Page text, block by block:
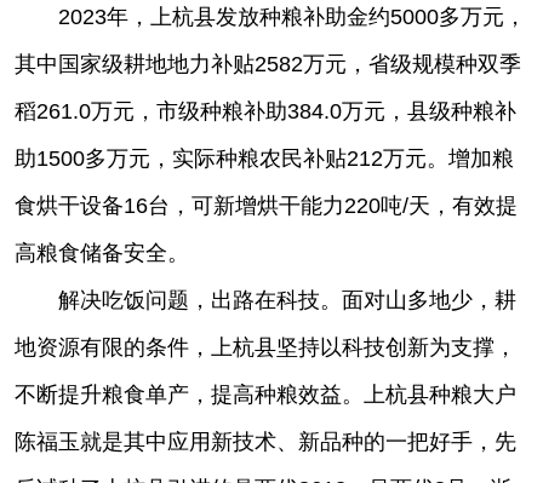
2023年，上杭县发放种粮补助金约5000多万元，
其中国家级耕地地力补贴2582万元，省级规模种双季
稻261.0万元，市级种粮补助384.0万元，县级种粮补
助1500多万元，实际种粮农民补贴212万元。增加粮
食烘干设备16台，可新增烘干能力220吨/天，有效提
高粮食储备安全。
解决吃饭问题，出路在科技。面对山多地少，耕
地资源有限的条件，上杭县坚持以科技创新为支撑，
不断提升粮食单产，提高种粮效益。上杭县种粮大户
陈福玉就是其中应用新技术、新品种的一把好手，先